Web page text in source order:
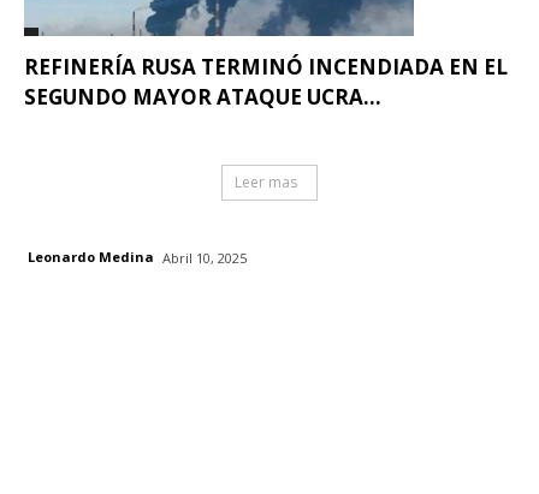
REFINERÍA RUSA TERMINÓ INCENDIADA EN EL
SEGUNDO MAYOR ATAQUE UCRA...
Leer mas
Leonardo Medina Abril 10, 2025